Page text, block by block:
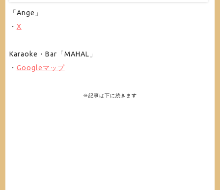
「Ange」
・ X
Karaoke・Bar「MAHAL」
・ Googleマップ
※記事は下に続きます